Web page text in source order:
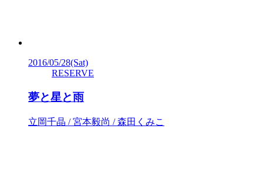
2016/05/28(Sat)
RESERVE
夢と星と雨
立岡千晶 / 宮本毅尚 / 森田くみこ